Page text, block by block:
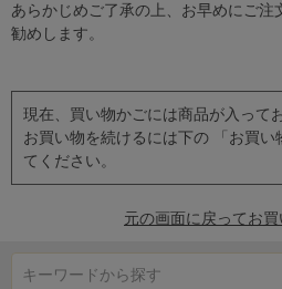
あらかじめご了承の上、お早めにご注
勧めします。
現在、買い物かごには商品が入って
お買い物を続けるには下の 「お買い
てください。
元の画面に戻ってお
キーワードから探す